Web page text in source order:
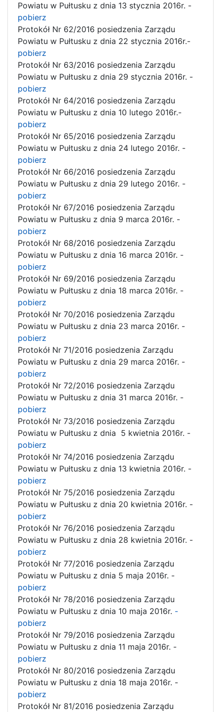
Powiatu w Pułtusku z dnia 13 stycznia 2016r. -
pobierz
Protokół Nr 62/2016 posiedzenia Zarządu
Powiatu w Pułtusku z dnia 22 stycznia 2016r.-
pobierz
Protokół Nr 63/2016 posiedzenia Zarządu
Powiatu w Pułtusku z dnia 29 stycznia 2016r. -
pobierz
Protokół Nr 64/2016 posiedzenia Zarządu
Powiatu w Pułtusku z dnia 10 lutego 2016r.-
pobierz
Protokół Nr 65/2016 posiedzenia Zarządu
Powiatu w Pułtusku z dnia 24 lutego 2016r. -
pobierz
Protokół Nr 66/2016 posiedzenia Zarządu
Powiatu w Pułtusku z dnia 29 lutego 2016r. -
pobierz
Protokół Nr 67/2016 posiedzenia Zarządu
Powiatu w Pułtusku z dnia 9 marca 2016r. -
pobierz
Protokół Nr 68/2016 posiedzenia Zarządu
Powiatu w Pułtusku z dnia 16 marca 2016r. -
pobierz
Protokół Nr 69/2016 posiedzenia Zarządu
Powiatu w Pułtusku z dnia 18 marca 2016r. -
pobierz
Protokół Nr 70/2016 posiedzenia Zarządu
Powiatu w Pułtusku z dnia 23 marca 2016r. -
pobierz
Protokół Nr 71/2016 posiedzenia Zarządu
Powiatu w Pułtusku z dnia 29 marca 2016r. -
pobierz
Protokół Nr 72/2016 posiedzenia Zarządu
Powiatu w Pułtusku z dnia 31 marca 2016r. -
pobierz
Protokół Nr 73/2016 posiedzenia Zarządu
Powiatu w Pułtusku z dnia 5 kwietnia 2016r. -
pobierz
Protokół Nr 74/2016 posiedzenia Zarządu
Powiatu w Pułtusku z dnia 13 kwietnia 2016r. -
pobierz
Protokół Nr 75/2016 posiedzenia Zarządu
Powiatu w Pułtusku z dnia 20 kwietnia 2016r. -
pobierz
Protokół Nr 76/2016 posiedzenia Zarządu
Powiatu w Pułtusku z dnia 28 kwietnia 2016r. -
pobierz
Protokół Nr 77/2016 posiedzenia Zarządu
Powiatu w Pułtusku z dnia 5 maja 2016r. -
pobierz
Protokół Nr 78/2016 posiedzenia Zarządu
Powiatu w Pułtusku z dnia 10 maja 2016r. -
pobierz
Protokół Nr 79/2016 posiedzenia Zarządu
Powiatu w Pułtusku z dnia 11 maja 2016r. -
pobierz
Protokół Nr 80/2016 posiedzenia Zarządu
Powiatu w Pułtusku z dnia 18 maja 2016r. -
pobierz
Protokół Nr 81/2016 posiedzenia Zarządu